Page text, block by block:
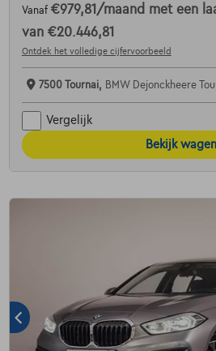
Vanaf €979,81 /maand met een
van €20.446,81
Ontdek het volledige cijfervoorbeeld
7500 Tournai, BMW Dejonckheere
Vergelijk
Bekijk wagen